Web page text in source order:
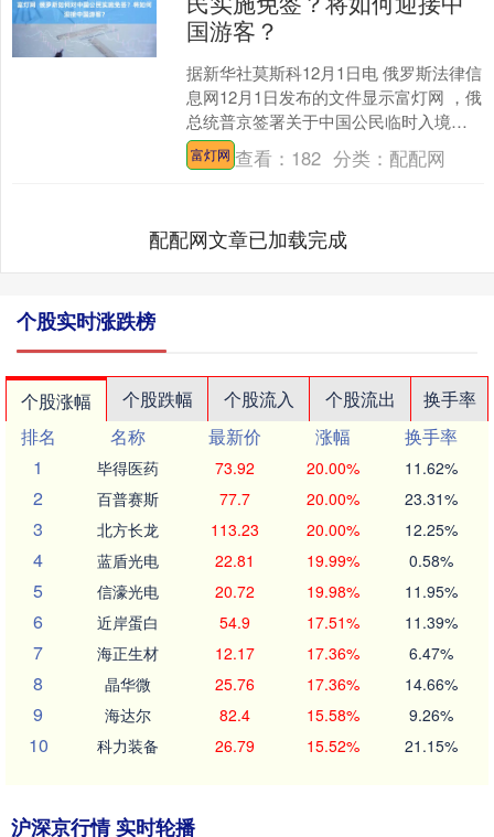
国游客？
据新华社莫斯科12月1日电 俄罗斯法律信
息网12月1日发布的文件显示富灯网 ，俄
总统普京签署关于中国公民临时入境俄
罗斯的法令，作为对中方9月试行的俄罗
斯公民来华....
富灯网 查看： 182 分类： 配配网
配配网文章已加载完成
个股实时涨跌榜
个股涨幅 个股跌幅 个股流入 个股流出
换手率
排名
名称 最新价 涨幅
换手率
1
毕得医药 73.92 20.00% 11.62%
2 百普赛斯 77.7 20.00% 23.31%
3 北方长龙 113.23 20.00% 12.25%
4 蓝盾光电 22.81 19.99% 0.58%
5 信濠光电 20.72 19.98% 11.95%
6 近岸蛋白 54.9 17.51% 11.39%
7 海正生材 12.17 17.36% 6.47%
8 晶华微 25.76 17.36% 14.66%
9 海达尔 82.4 15.58% 9.26%
10 科力装备 26.79 15.52% 21.15%
沪深京行情 实时轮播